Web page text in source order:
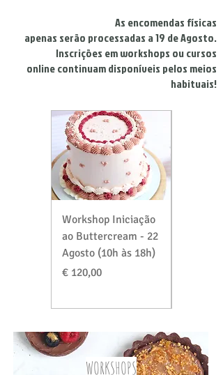
As encomendas físicas
apenas serão processadas a 19 de Agosto.
Inscrições em workshops ou cursos
online continuam disponíveis pelos meios
habituais!
Workshop Iniciação
ao Buttercream - 22
Agosto (10h às 18h)
Preço
€ 120,00
WORKSHOPS